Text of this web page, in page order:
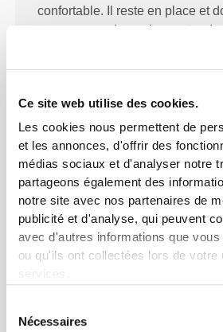
Ce site web utilise des cookies.
Les cookies nous permettent de
et les annonces, d'offrir des
médias sociaux et d'analyser notre
partageons également des
notre site avec nos partenaires de
publicité et d'analyse, qui peuvent
avec d'autres informations que
ou qu'ils ont collectées lors de votre
services.
Nécessaires
confortable. Il reste en place et
de ne rien porter du
EXCELLENT
Les vagues de silicone à
ton bandeau reste en place